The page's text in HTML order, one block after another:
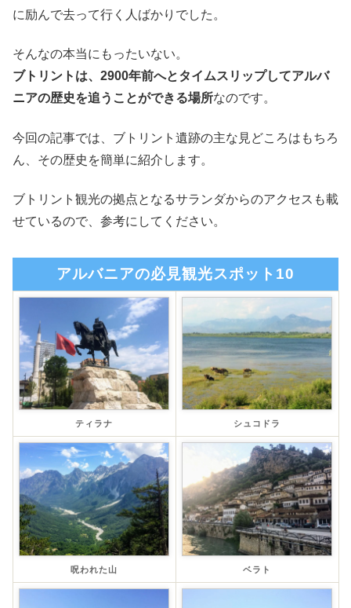
に励んで去って行く人ばかりでした。
そんなの本当にもったいない。
ブトリントは、2900年前へとタイムスリップしてアルバ
ニアの歴史を追うことができる場所なのです。
今回の記事では、ブトリント遺跡の主な見どころはもちろ
ん、その歴史を簡単に紹介します。
ブトリント観光の拠点となるサランダからのアクセスも載
せているので、参考にしてください。
アルバニアの必見観光スポット10
ティラナ シュコドラ
呪われた山 ベラト